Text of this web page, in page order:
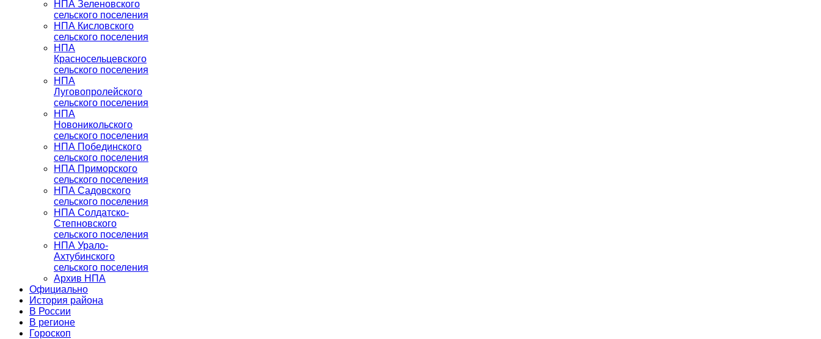
НПА Зеленовского
сельского поселения
НПА Кисловского
сельского поселения
НПА
Красносельцевского
сельского поселения
НПА
Луговопролейского
сельского поселения
НПА
Новоникольского
сельского поселения
НПА Побединского
сельского поселения
НПА Приморского
сельского поселения
НПА Садовского
сельского поселения
НПА Солдатско-
Степновского
сельского поселения
НПА Урало-
Ахтубинского
сельского поселения
Архив НПА
Официально
История района
В России
В регионе
Гороскоп